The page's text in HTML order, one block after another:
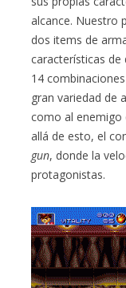
alcance. Nuestro
dos items de
características
14
gran variedad de
como al enemigo
allá de esto, el
gun, donde la
protagonistas.